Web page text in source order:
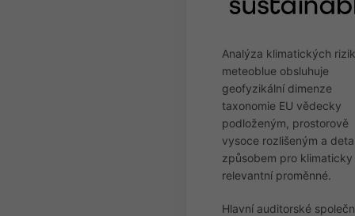
Analýza klimatických rizik
meteoblue obsluhuje
geofyzikální dimenze
taxonomie EU vědecky
podloženým, prostorově
vysoce rozlišeným a
způsobem pro klimaticky
relevantní proměnné.
Hlavní auditorské